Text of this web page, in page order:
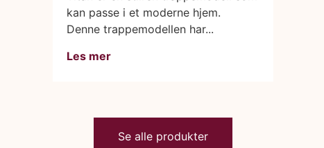
kan passe i et moderne hjem.
Denne trappemodellen har...
Les mer
Se alle produkter